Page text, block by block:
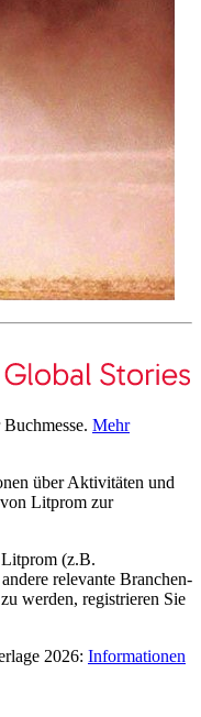
Mehr
über Aktivitäten und
Litprom zur
(z.B.
relevante Branchen-
werden, registrieren Sie
2026: Informationen